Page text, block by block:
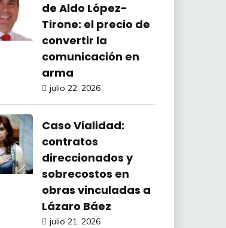
de Aldo López-
Tirone: el precio de
convertir la
comunicación en
arma
julio 22, 2026
Caso Vialidad:
contratos
direccionados y
sobrecostos en
obras vinculadas a
Lázaro Báez
julio 21, 2026